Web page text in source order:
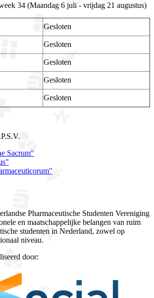
34 (Maandag 6 juli - vrijdag 21 augustus)
Gesloten
Gesloten
Gesloten
Gesloten
Gesloten
Sacrum"
Pharmaceutische Studenten Vereniging
en maatschappelijke belangen van ruim
studenten in Nederland, zowel op
niveau.
door: